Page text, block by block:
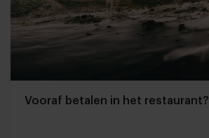
Vooraf betalen in het restaurant?